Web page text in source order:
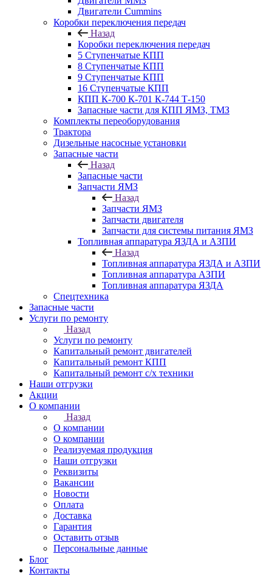
Двигатели Cummins
Коробки переключения передач
Назад
Коробки переключения передач
5 Ступенчатые КПП
8 Ступенчатые КПП
9 Ступенчатые КПП
16 Ступенчатые КПП
КПП К-700 К-701 К-744 Т-150
Запасные части для КПП ЯМЗ, ТМЗ
Комплекты переоборудования
Трактора
Дизельные насосные установки
Запасные части
Назад
Запасные части
Запчасти ЯМЗ
Назад
Запчасти ЯМЗ
Запчасти двигателя
Запчасти для системы питания ЯМЗ
Топливная аппаратура ЯЗДА и АЗПИ
Назад
Топливная аппаратура ЯЗДА и АЗПИ
Топливная аппаратура АЗПИ
Топливная аппаратура ЯЗДА
Спецтехника
Запасные части
Услуги по ремонту
Назад
Услуги по ремонту
Капитальный ремонт двигателей
Капитальный ремонт КПП
Капитальный ремонт с/х техники
Наши отгрузки
Акции
О компании
Назад
О компании
О компании
Реализуемая продукция
Наши отгрузки
Реквизиты
Вакансии
Новости
Оплата
Доставка
Гарантия
Оставить отзыв
Персональные данные
Блог
Контакты